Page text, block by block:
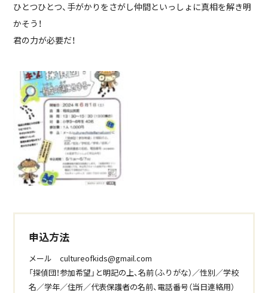
ひとつひとつ、手がかりをさがし仲間といっしょに真相を解き明
かそう！
君の力が必要だ！
申込方法
メール cultureofkids@gmail.com
「探偵団！参加希望」と明記の上、名前（ふりがな）／性別／学校
名／学年／住所／代表保護者の名前、電話番号（当日連絡用）